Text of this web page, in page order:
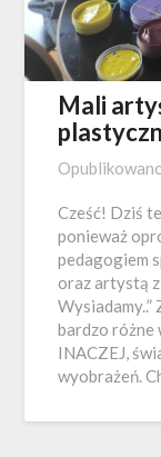
Mali
Cześć! Dziś
ponieważ
pedagogiem
oraz artystą
Wysiadamy..”
bardzo różne
INACZEJ,
wyobrażeń.